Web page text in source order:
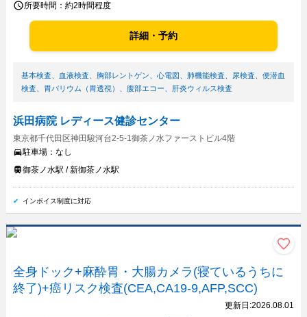
所要時間： 約2時間程度
詳細・予約
基本検査、 血液検査、 胸部レントゲン 心電図 肺機能検査、 尿検査、 便潜血
検査、 胃バリウム（胃透視） 腹部エコー 肝炎ウィルス検査
浜田病院 レディース健診センター
東京都千代田区神田駿河台2-5-1御茶ノ水ファーストビル4階
駐車場： なし
御茶ノ水駅 / 新御茶ノ水駅
インボイス制度に対応
全身ドック+麻酔胃・大腸カメラ(寝ているうちに
終了)+癌リスク検査(CEA,CA19-9,AFP,SCC)
更新日:2026.08.01